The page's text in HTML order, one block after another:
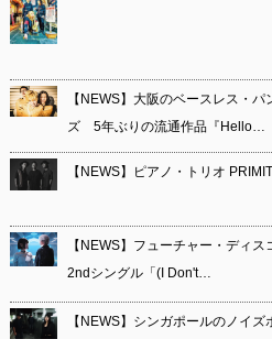
【NEWS】大阪のベースレス・
ズ 5年ぶりの流通作品『Hello…
【NEWS】ピアノ・トリオ
【NEWS】フューチャー・ディ
2ndシングル「(I Don't…
【NEWS】シンガポールのノイ